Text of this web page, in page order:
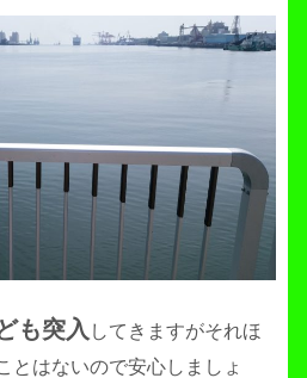
も突入 してきますがそれほ
とはないので安心しましょ